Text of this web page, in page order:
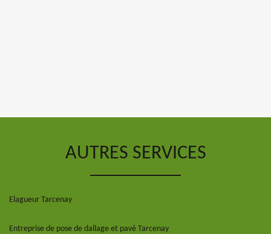
AUTRES SERVICES
Elagueur Tarcenay
Entreprise de pose de dallage et pavé Tarcenay